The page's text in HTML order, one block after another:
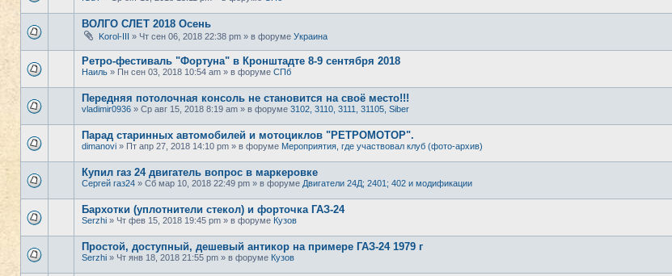
ВОЛГО СЛЕТ 2018 Осень
Korol-III » Чт сен 06, 2018 22:38 pm » в форуме Украина
Ретро-фестиваль "Фортуна" в Кронштадте 8-9 сентября 2018
Наиль » Пн сен 03, 2018 10:54 am » в форуме СПб
Передняя потолочная консоль не становится на своё место!!!
vladimir0936 » Ср авг 15, 2018 8:19 am » в форуме 3102, 3110, 3111, 31105, Siber
Парад старинных автомобилей и мотоциклов "РЕТРОМОТОР".
dimanovi » Пт апр 27, 2018 14:10 pm » в форуме Мероприятия, где участвовал клуб (фото-архив)
Купил газ 24 двигатель вопрос в маркеровке
Сергей газ24 » Сб мар 10, 2018 22:49 pm » в форуме Двигатели 24Д; 2401; 402 и модификации
Бархотки (уплотнители стекол) и форточка ГАЗ-24
Serzhi » Чт фев 15, 2018 19:45 pm » в форуме Кузов
Простой, доступный, дешевый антикор на примере ГАЗ-24 1979 г
Serzhi » Чт янв 18, 2018 21:55 pm » в форуме Кузов